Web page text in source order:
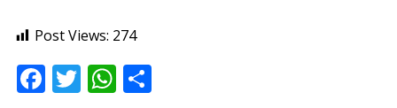
Post Views: 274
F T W